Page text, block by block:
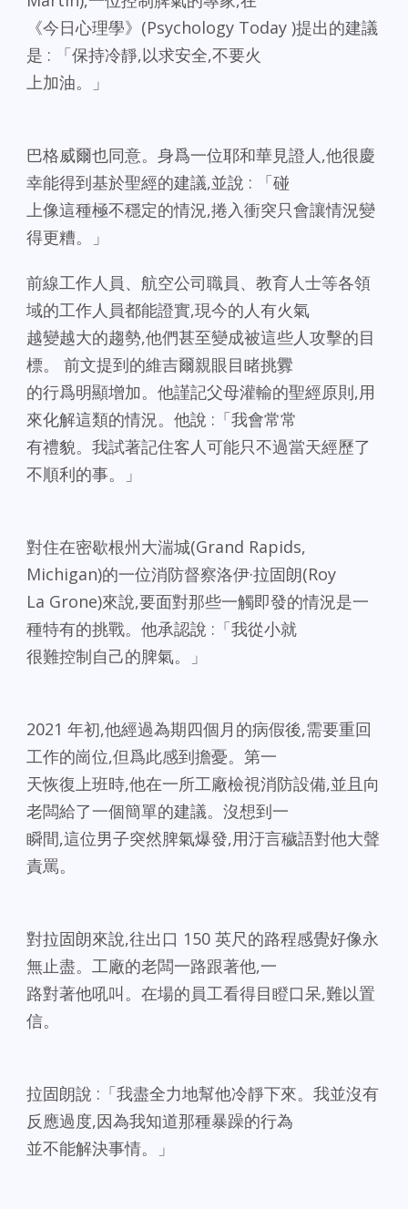
《今日心理學》(Psychology Today )提出的建議
是 : 「保持冷靜,以求安全,不要火
上加油。」
巴格威爾也同意。身爲一位耶和華見證人,他很慶
幸能得到基於聖經的建議,並說 : 「碰
上像這種極不穩定的情況,捲入衝突只會讓情況變
得更糟。」
前線工作人員、航空公司職員、教育人士等各領
域的工作人員都能證實,現今的人有火氣
越變越大的趨勢,他們甚至變成被這些人攻擊的目
標。 前文提到的維吉爾親眼目睹挑釁
的行爲明顯增加。他謹記父母灌輸的聖經原則,用
來化解這類的情況。他說 :「我會常常
有禮貌。我試著記住客人可能只不過當天經歷了
不順利的事。」
對住在密歇根州大湍城(Grand Rapids,
Michigan)的一位消防督察洛伊·拉固朗(Roy
La Grone)來說,要面對那些一觸即發的情況是一
種特有的挑戰。他承認說 :「我從小就
很難控制自己的脾氣。」
2021 年初,他經過為期四個月的病假後,需要重回
工作的崗位,但爲此感到擔憂。第一
天恢復上班時,他在一所工廠檢視消防設備,並且向
老闆給了一個簡單的建議。沒想到一
瞬間,這位男子突然脾氣爆發,用汙言穢語對他大聲
責罵。
對拉固朗來說,往出口 150 英尺的路程感覺好像永
無止盡。工廠的老闆一路跟著他,一
路對著他吼叫。在場的員工看得目瞪口呆,難以置
信。
拉固朗說 :「我盡全力地幫他冷靜下來。我並沒有
反應過度,因為我知道那種暴躁的行為
並不能解決事情。」